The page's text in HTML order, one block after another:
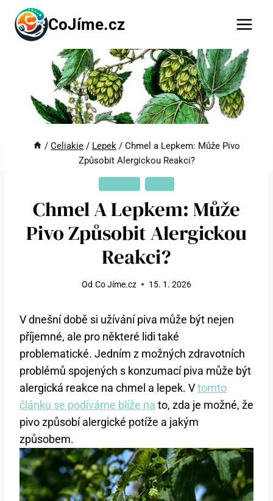
Přeskočit
obsah
CoJíme.cz
/ Celiakie / Lepek / Chmel a Lepkem: Může Pivo
Způsobit Alergickou Reakci?
Chmel A Lepkem: Může
Pivo Způsobit Alergickou
Reakci?
Od Co Jíme.cz 15. 1. 2026
V dnešní době si užívání piva může být nejen
příjemné, ale pro některé lidi také
problematické. Jedním z možných zdravotních
problémů spojených s konzumací piva může být
alergická reakce na chmel a lepek. Vtomto
článku se podíváme blíže na to, zda je možné, že
pivo způsobí alergické potíže a jakým
způsobem.